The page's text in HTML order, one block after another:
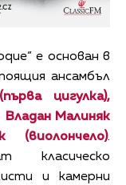
е основан в
ансамбъл
цигулка),
Малиняк
.
класическо
и камерни